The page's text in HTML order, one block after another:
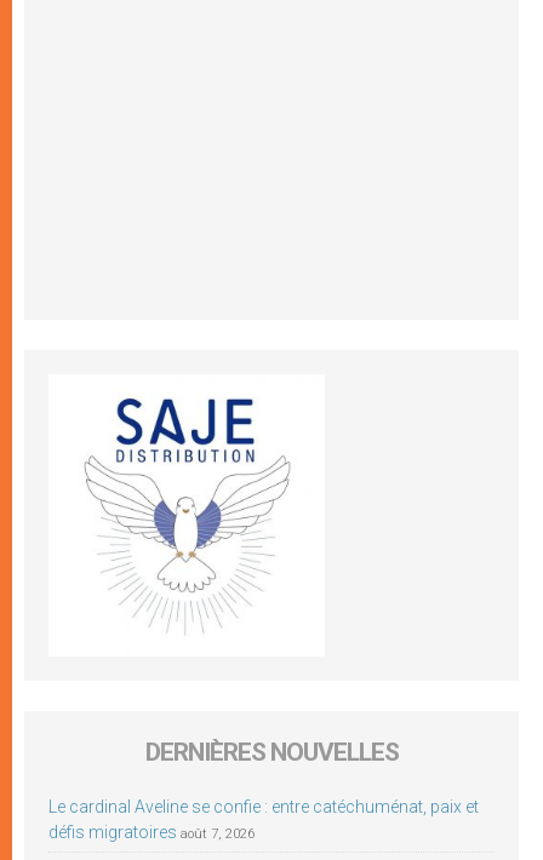
DERNIÈRES NOUVELLES
Le cardinal Aveline se confie : entre catéchuménat, paix et
défis migratoires août 7, 2026